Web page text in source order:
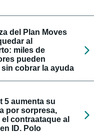
del Plan Moves
al
miles de
pueden
cobrar la ayuda
5 aumenta su
por sorpresa,
contraataque al
ID. Polo